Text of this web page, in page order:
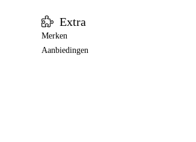
Extra
Merken
Aanbiedingen